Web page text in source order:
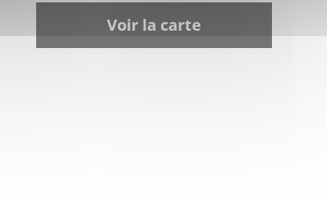
Voir la carte